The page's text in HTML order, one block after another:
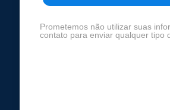
Prometemos não utilizar suas
contato para enviar qualquer tipo